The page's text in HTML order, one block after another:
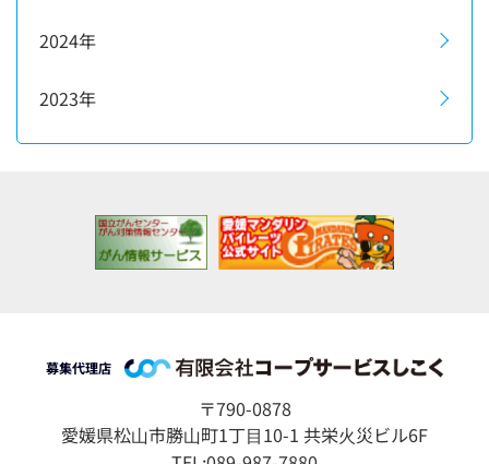
2024年
2023年
募集代理店
〒790-0878
愛媛県松⼭市勝⼭町1丁⽬10-1 共栄⽕災ビル6F